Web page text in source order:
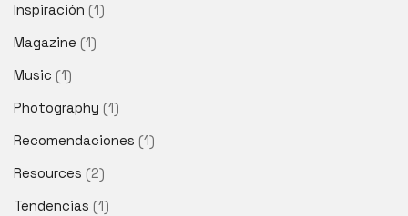
Inspiración (1)
Magazine (1)
Music (1)
Photography (1)
Recomendaciones (1)
Resources (2)
Tendencias (1)